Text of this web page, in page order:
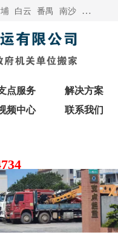
白云 番禺 南沙 荔湾
点服务
解决方案
频中心 联系我们